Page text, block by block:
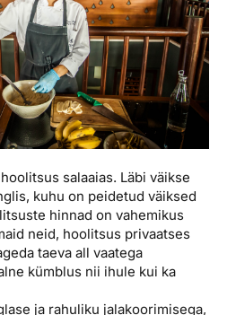
salaaias. Läbi väikse
kuhu on peidetud väiksed
hinnad on vahemikus
neid, hoolitsus privaatses
taeva all vaatega
kümblus nii ihule kui ka
ja rahuliku jalakoorimisega,